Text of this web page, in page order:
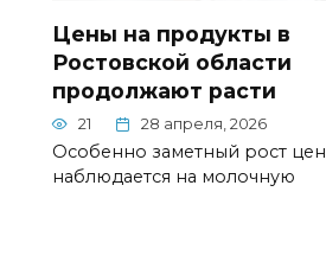
Цены на продукты в
Ростовской области
продолжают расти
21 28 апреля, 2026
Особенно заметный рост цен
наблюдается на молочную